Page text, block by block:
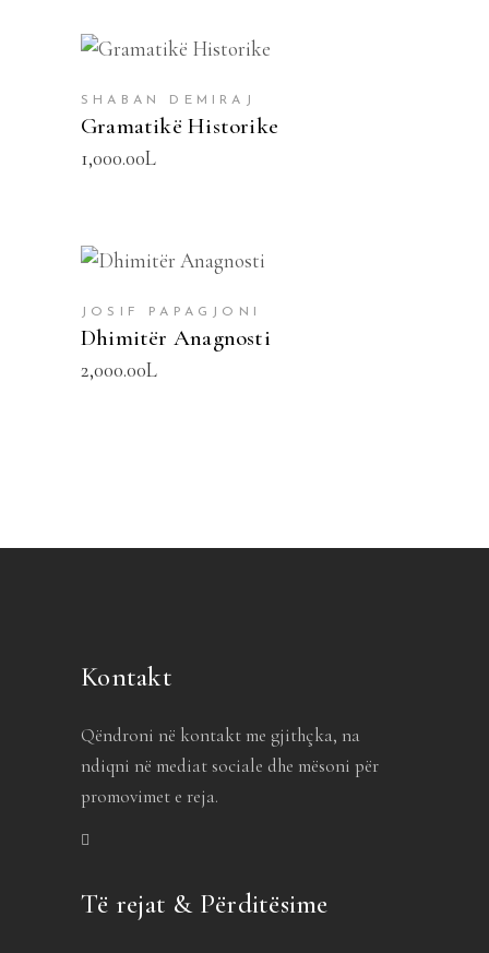
SHABAN DEMIRAJ
Gramatikë Historike
1,000.00L
SHTOJE NË SHPORTË
JOSIF PAPAGJONI
Dhimitër Anagnosti
2,000.00L
Kontakt
Qëndroni në kontakt me gjithçka, na
ndiqni në mediat sociale dhe mësoni për
promovimet e reja.
Të rejat & Përditësime